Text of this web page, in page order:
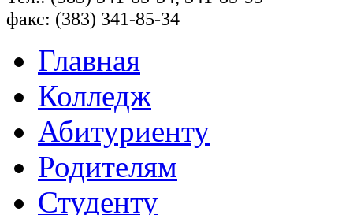
факс: (383) 341-85-34
Главная
Колледж
Абитуриенту
Родителям
Студенту